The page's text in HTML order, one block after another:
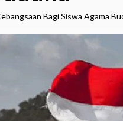
Bagi Siswa Agama